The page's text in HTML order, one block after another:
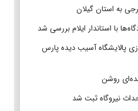
به استان گیلان
با استاندار ایلام بررسی شد
پالایشگاه آسیب دیده پارس